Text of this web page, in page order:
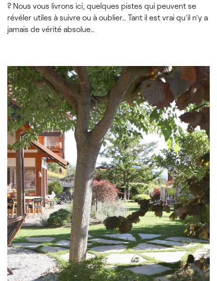
? Nous vous livrons ici, quelques pistes qui peuvent se
révéler utiles à suivre ou à oublier… Tant il est vrai qu’il n’y a
jamais de vérité absolue…